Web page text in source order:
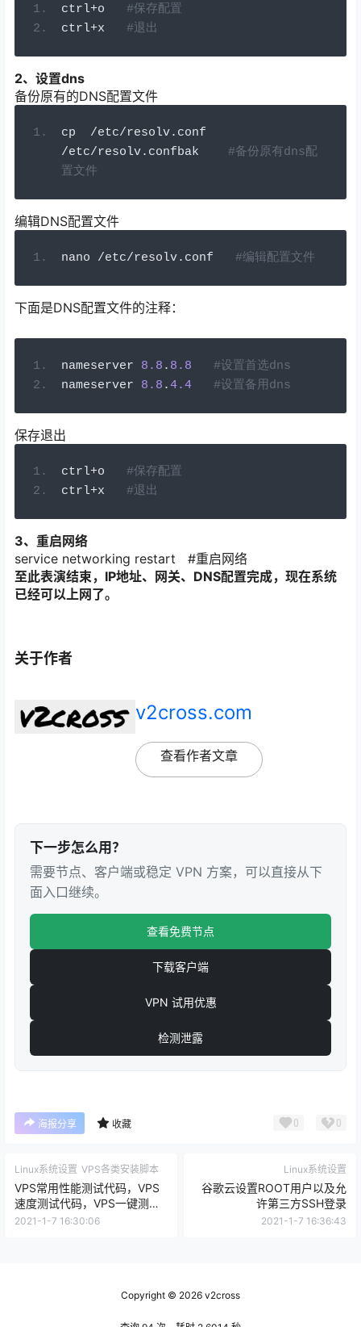
ctrl+o #保存配置
ctrl+x #退出
2、设置dns
备份原有的DNS配置文件
cp /etc/resolv.
/etc/resolv. confbak #备份原有dns配
置文件
编辑DNS配置文件
nano /etc/resolv. conf #编辑配置文件
下面是DNS配置文件的注释：
nameserver 8.8 . 8.8
#设置首选dns
nameserver 8.8 .4.4 #设置备用dns
保存退出
ctrl+o #保存配置
ctrl+x #退出
3、重启网络
service networking restart #重启网络
至此表演结束，IP地址、网关、DNS配置完成，现在系统
已经可以上网了。
关于作者
v2cross.com
查看作者文章
下一步怎么用？
需要节点、客户端或稳定 VPN 方案，可以直接从下
面入口继续。
查看免费节点
下载客户端
VPN 试用优惠
检测泄露
海报分享 收藏 0 0
Linux系统设置 VPS各类安装脚本
VPS常用性能测试代码，VPS
速度测试代码，VPS一键测试
代码（测速代码中文版）
2021-1-7 16:30:06
Linux系统设置
谷歌云设置ROOT用户以及允
许第三方SSH登录
2021-1-7 16:36:43
Copyright © 2026 v2cross